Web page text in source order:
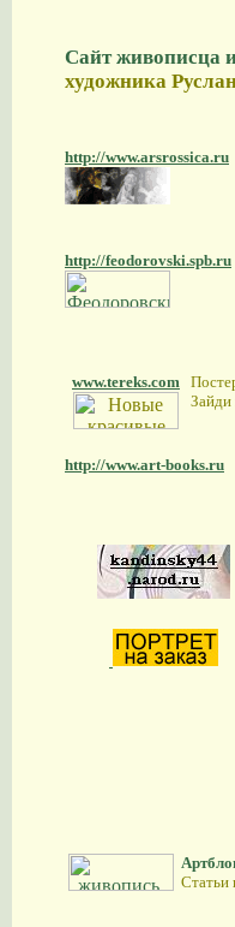
Сайт живописца
художника
http://www.arsrossica.ru
http://feodorovski.spb.ru
www.tereks.com
Зайди
http://www.art-books.ru
Статьи